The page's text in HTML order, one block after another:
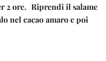
2 ore. Riprendi il salame
nel cacao amaro e poi